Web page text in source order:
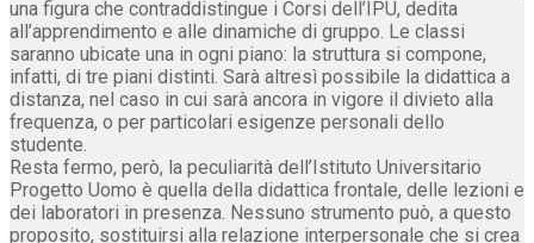
una figura che contraddistingue i Corsi dell’IPU, dedita
all’apprendimento e alle dinamiche di gruppo. Le classi
saranno ubicate una in ogni piano: la struttura si compone,
infatti, di tre piani distinti. Sarà altresì possibile la didattica a
distanza, nel caso in cui sarà ancora in vigore il divieto alla
frequenza, o per particolari esigenze personali dello
studente.
Resta fermo, però, la peculiarità dell’Istituto Universitario
Progetto Uomo è quella della didattica frontale, delle lezioni e
dei laboratori in presenza. Nessuno strumento può, a questo
proposito, sostituirsi alla relazione interpersonale che si crea